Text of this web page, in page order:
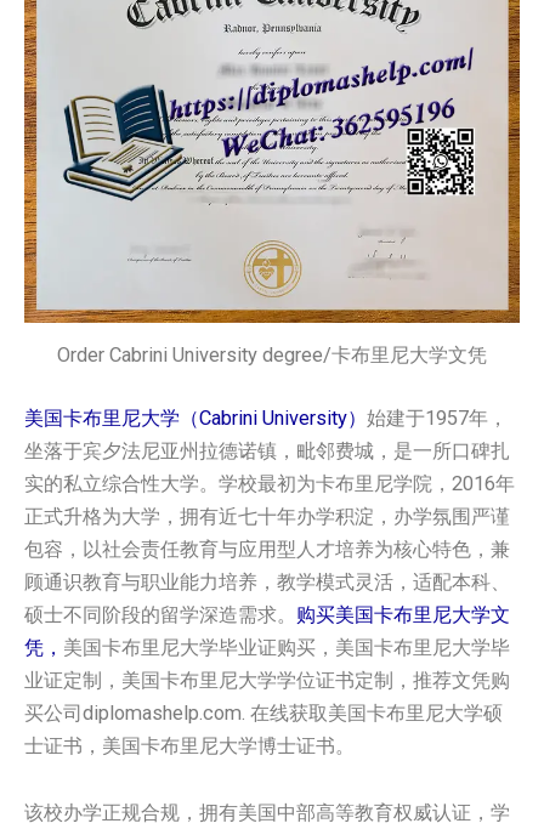
Order Cabrini University degree/卡布里尼大学文凭
美国卡布里尼大学（Cabrini University） 始建于1957年，
坐落于宾夕法尼亚州拉德诺镇，毗邻费城，是一所口碑扎
实的私立综合性大学。学校最初为卡布里尼学院，2016年
正式升格为大学，拥有近七十年办学积淀，办学氛围严谨
包容，以社会责任教育与应用型人才培养为核心特色，兼
顾通识教育与职业能力培养，教学模式灵活，适配本科、
硕士不同阶段的留学深造需求。 购买美国卡布里尼大学文
凭， 美国卡布里尼大学毕业证购买，美国卡布里尼大学毕
业证定制，美国卡布里尼大学学位证书定制，推荐文凭购
买公司diplomashelp.com. 在线获取美国卡布里尼大学硕
士证书，美国卡布里尼大学博士证书。
该校办学正规合规，拥有美国中部高等教育权威认证，学